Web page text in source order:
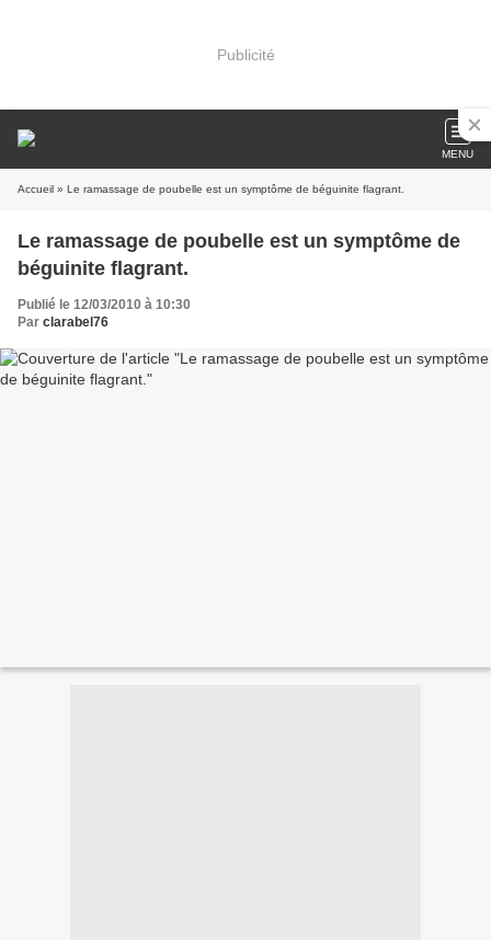
Publicité
MENU
Accueil » Le ramassage de poubelle est un symptôme de béguinite flagrant.
Le ramassage de poubelle est un symptôme de
béguinite flagrant.
Publié le 12/03/2010 à 10:30
Par clarabel76